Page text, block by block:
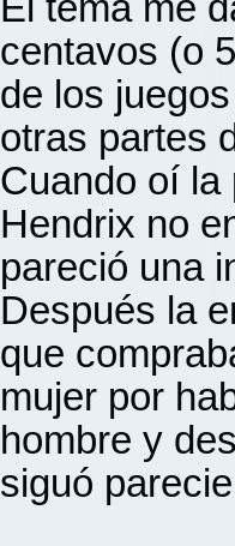
centavos (o
de los
otras partes
Cuando oí la
Hendrix no
pareció una
Después la
que
mujer por
hombre y
siguó